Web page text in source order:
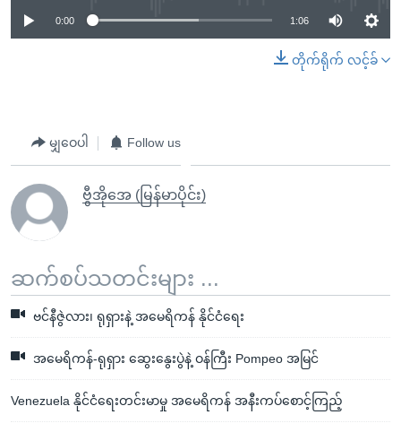
0:00 1:06
တိုက်ရိုက် လင့်ခ်
မျှဝေပါ Follow us
ဗွီအိုအေ (မြန်မာပိုင်း)
ဆက်စပ်သတင်းများ ...
ဗင်နီဇွဲလား၊ ရုရှားနဲ့ အမေရိကန် နိုင်ငံရေး
အမေရိကန်-ရုရှား ဆွေးနွေးပွဲနဲ့ ဝန်ကြီး Pompeo အမြင်
Venezuela နိုင်ငံရေးတင်းမာမှု အမေရိကန် အနီးကပ်စောင့်ကြည့်